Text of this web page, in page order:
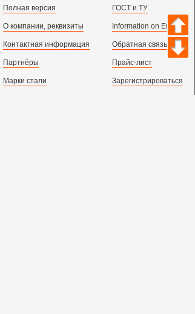
Полная версия
О компании, реквизиты
Контактная информация
Партнёры
Марки стали
ГОСТ и ТУ
Information on English
Обратная связь
Прайс-лист
Зарегистрироваться